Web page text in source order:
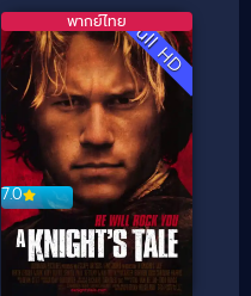
Full HD
7.0
พากย์ไทย